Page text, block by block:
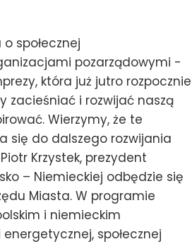
społecznej
pozarządowymi -
która już jutro rozpocznie
zacieśniać i rozwijać naszą
Wierzymy, że te
się do dalszego rozwijania
Krzystek, prezydent
– Niemieckiej odbędzie się
Miasta. W programie
i niemieckim
społecznej